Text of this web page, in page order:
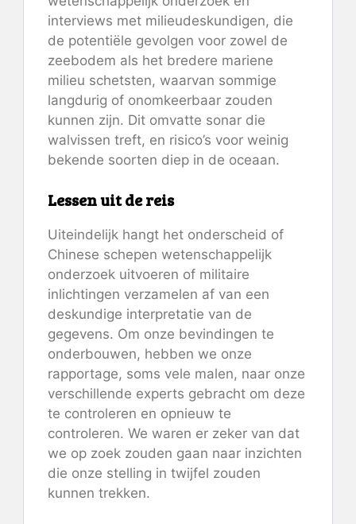
interviews met milieudeskundigen, die
de potentiële gevolgen voor zowel de
zeebodem als het bredere mariene
milieu schetsten, waarvan sommige
langdurig of onomkeerbaar zouden
kunnen zijn. Dit omvatte sonar die
walvissen treft, en risico’s voor weinig
bekende soorten diep in de oceaan.
Lessen uit de reis
Uiteindelijk hangt het onderscheid of
Chinese schepen wetenschappelijk
onderzoek uitvoeren of militaire
inlichtingen verzamelen af ​​van een
deskundige interpretatie van de
gegevens. Om onze bevindingen te
onderbouwen, hebben we onze
rapportage, soms vele malen, naar onze
verschillende experts gebracht om deze
te controleren en opnieuw te
controleren. We waren er zeker van dat
we op zoek zouden gaan naar inzichten
die onze stelling in twijfel zouden
kunnen trekken.